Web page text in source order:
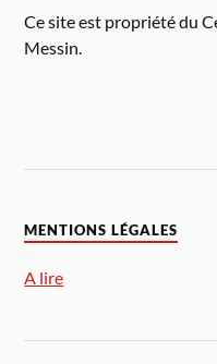
Ce site est propriété du
Messin.
MENTIONS LÉGALES
A lire